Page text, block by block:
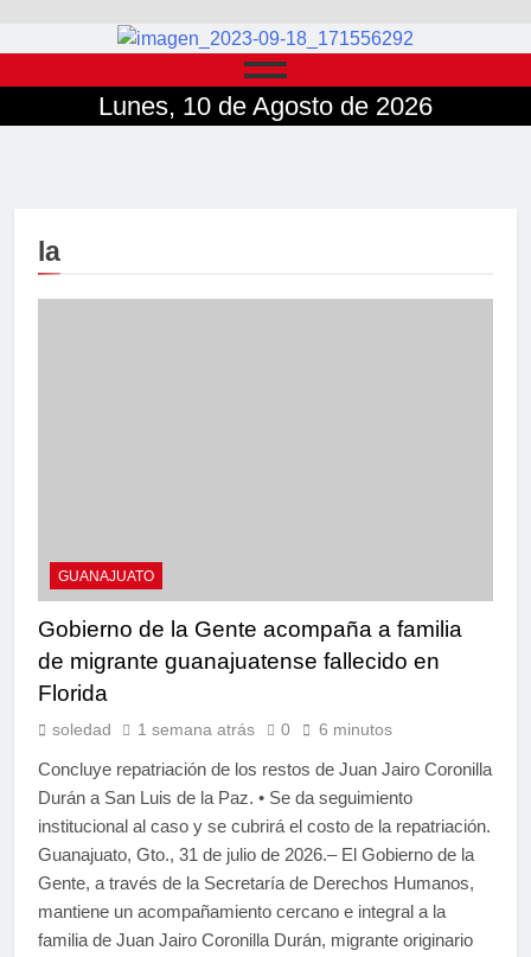
Lunes, 10 de Agosto de 2026
la
GUANAJUATO
Gobierno de la Gente acompaña a familia
de migrante guanajuatense fallecido en
Florida
soledad 1 semana atrás 0 6 minutos
Concluye repatriación de los restos de Juan Jairo Coronilla
Durán a San Luis de la Paz. • Se da seguimiento
institucional al caso y se cubrirá el costo de la repatriación.
Guanajuato, Gto., 31 de julio de 2026.– El Gobierno de la
Gente, a través de la Secretaría de Derechos Humanos,
mantiene un acompañamiento cercano e integral a la
familia de Juan Jairo Coronilla Durán, migrante originario